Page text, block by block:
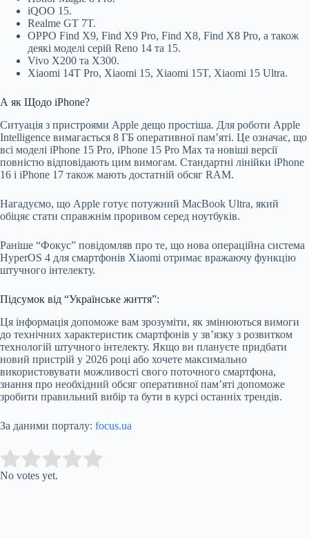
iQOO 15.
Realme GT 7T.
OPPO Find X9, Find X9 Pro, Find X8, Find X8 Pro, а також
деякі моделі серій Reno 14 та 15.
Vivo X200 та X300.
Xiaomi 14T Pro, Xiaomi 15, Xiaomi 15T, Xiaomi 15 Ultra.
А як Щодо iPhone?
Ситуація з пристроями Apple дещо простіша. Для роботи Apple
Intelligence вимагається 8 ГБ оперативної пам’яті. Це означає, що
всі моделі iPhone 15 Pro, iPhone 15 Pro Max та новіші версії
повністю відповідають цим вимогам. Стандартні лінійки iPhone
16 і iPhone 17 також мають достатній обсяг RAM.
Нагадуємо, що Apple готує потужний MacBook Ultra, який
обіцяє стати справжнім проривом серед ноутбуків.
Раніше “Фокус” повідомляв про те, що нова операційна система
HyperOS 4 для смартфонів Xiaomi отримає вражаючу функцію
штучного інтелекту.
Підсумок від “Українське життя”:
Ця інформація допоможе вам зрозуміти, як змінюються вимоги
до технічних характеристик смартфонів у зв’язку з розвитком
технологій штучного інтелекту. Якщо ви плануєте придбати
новий пристрій у 2026 році або хочете максимально
використовувати можливості свого поточного смартфона,
знання про необхідний обсяг оперативної пам’яті допоможе
зробити правильний вибір та бути в курсі останніх трендів.
За даними порталу: focus.ua
Rate this item:
No votes yet.